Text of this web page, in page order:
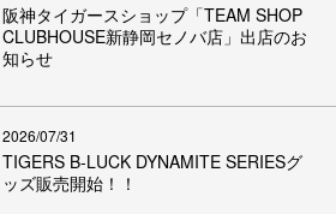
阪神タイガースショップ「TEAM SHOP
CLUBHOUSE新静岡セノバ店」出店のお
知らせ
2026/07/31
TIGERS B-LUCK DYNAMITE SERIESグ
ッズ販売開始！！